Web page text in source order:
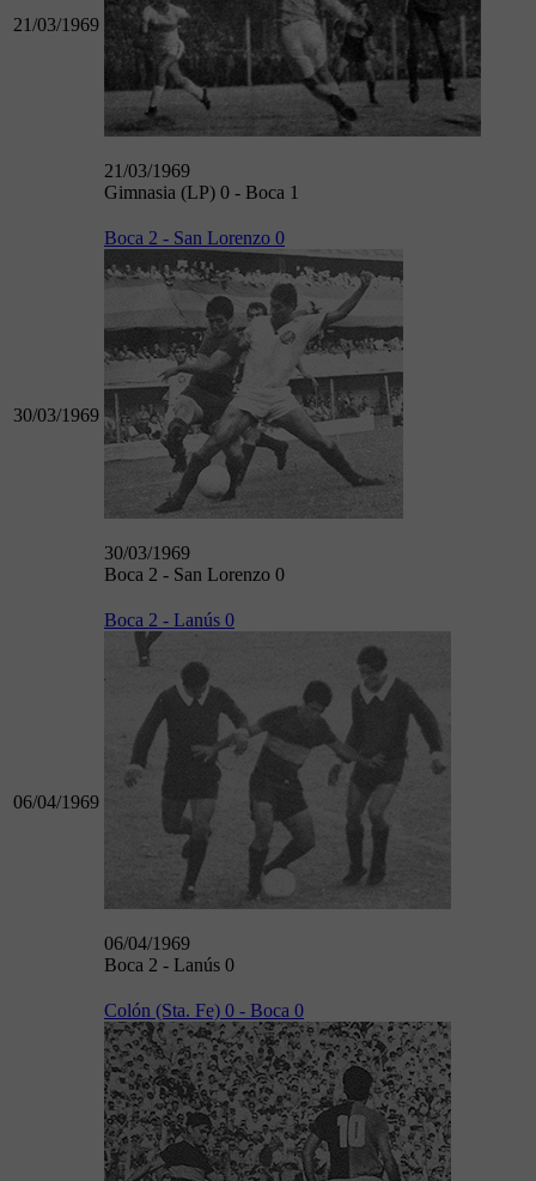
21/03/1969
21/03/1969
Gimnasia (LP) 0 - Boca 1
30/03/1969
Boca 2 - San Lorenzo 0
30/03/1969
Boca 2 - San Lorenzo 0
06/04/1969
Boca 2 - Lanús 0
06/04/1969
Boca 2 - Lanús 0
Colón (Sta. Fe) 0 - Boca 0